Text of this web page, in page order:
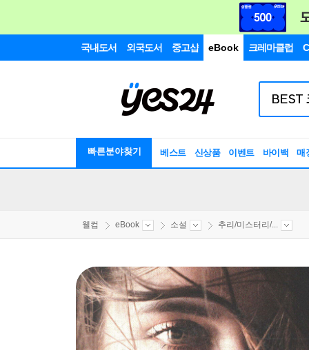
국내도서 외국도서 중고샵 eBook 크레마클럽
빠른분야찾기 베스트 신상품 이벤트 바이백 매
웰컴 eBook 소설 추리/미스터리/...